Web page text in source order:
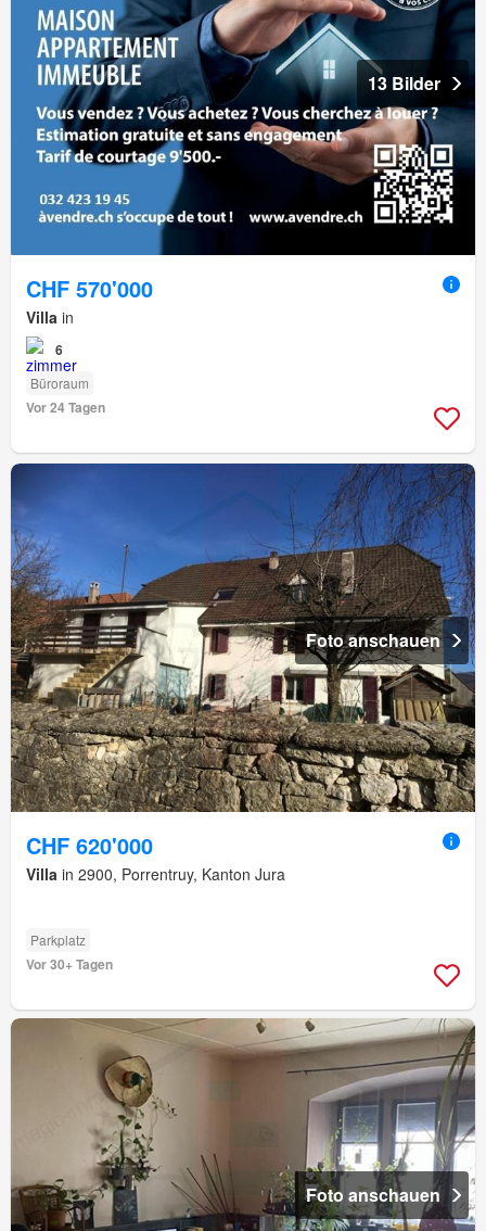
13 Bilder
CHF 570'000
Villa in
6
Büroraum
Vor 24 Tagen
Foto anschauen
CHF 620'000
Villa in 2900, Porrentruy, Kanton Jura
Parkplatz
Vor 30+ Tagen
Foto anschauen